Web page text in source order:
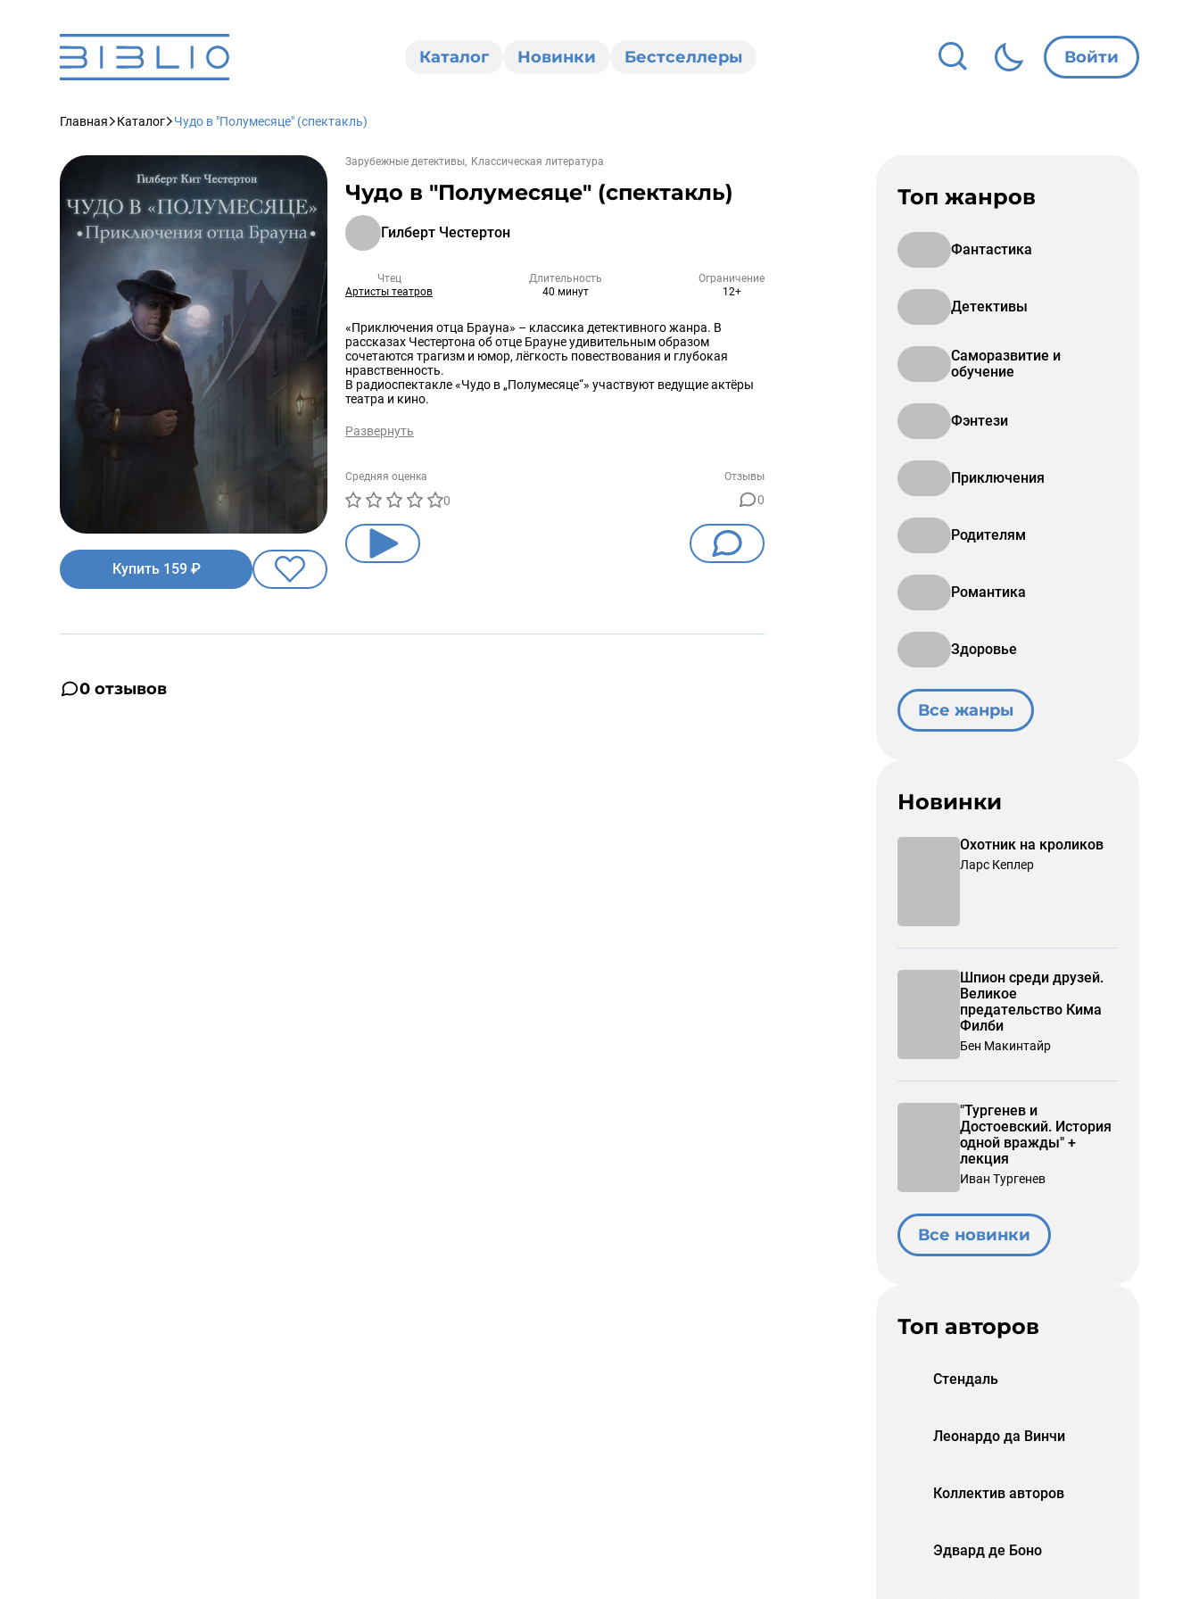
Каталог Новинки Бестселлеры Войти
Главная Каталог Чудо в "Полумесяце" (спектакль)
Купить 159 ₽
Зарубежные детективы Классическая литература
Чудо в "Полумесяце" (спектакль)
Гилберт Честертон
Чтец
Артисты театров
Длительность
40 минут
Ограничение
12+
«Приключения отца Брауна» – классика детективного жанра. В
рассказах Честертона об отце Брауне удивительным образом
сочетаются трагизм и юмор, лёгкость повествования и глубокая
нравственность.
В радиоспектакле «Чудо в „Полумесяце“» участвуют ведущие актёры
театра и кино.
Развернуть
Средняя оценка
0
Отзывы
0
0 отзывов
Топ жанров
Фантастика
Детективы
Саморазвитие и
обучение
Фэнтези
Приключения
Родителям
Романтика
Здоровье
Все жанры
Новинки
Охотник на кроликов
Ларс Кеплер
Шпион среди друзей.
Великое
предательство Кима
Филби
Бен Макинтайр
"Тургенев и
Достоевский. История
одной вражды" +
лекция
Иван Тургенев
Все новинки
Топ авторов
Стендаль
Леонардо да Винчи
Коллектив авторов
Эдвард де Боно